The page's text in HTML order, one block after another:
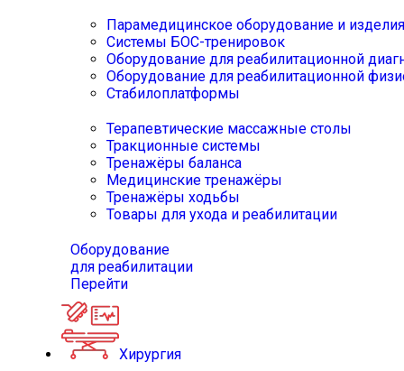
Парамедицинское оборудование и изделия
Системы БОС-тренировок
Оборудование для реабилитационной
Оборудование для реабилитационной
Стабилоплатформы
Терапевтические массажные столы
Тракционные системы
Тренажёры баланса
Медицинские тренажёры
Тренажёры ходьбы
Товары для ухода и реабилитации
Оборудование
для реабилитации
Перейти
Хирургия